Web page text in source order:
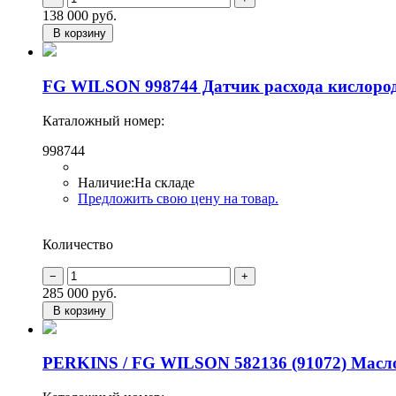
138 000 руб.
В корзину
FG WILSON 998744 Датчик расхода
Каталожный номер:
998744
Наличие:На складе
Предложить свою цену на товар.
Количество
285 000 руб.
В корзину
PERKINS / FG WILSON 582136 (91072)